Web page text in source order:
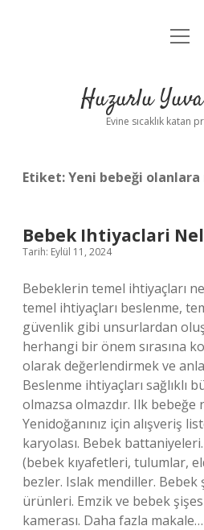
Anasayfa
Yasal
Huzurlu
Evine sıcaklık katan
Etiket:Yeni bebeği olanlara
Bebek Ihtiyaclari
Tarih: Eylül 11, 2024
Bebeklerin temel ihtiyaçları
temel ihtiyaçları beslenme,
güvenlik gibi unsurlardan
herhangi bir önem sırasına
olarak değerlendirmek ve
Beslenme ihtiyaçları sağlıklı
olmazsa olmazdır. Ilk bebeğe
Yenidoğanınız için alışveriş
karyolası. Bebek
(bebek kıyafetleri, tulumlar,
bezler. Islak mendiller. Bebek
ürünleri. Emzik ve bebek
kamerası. Daha fazla